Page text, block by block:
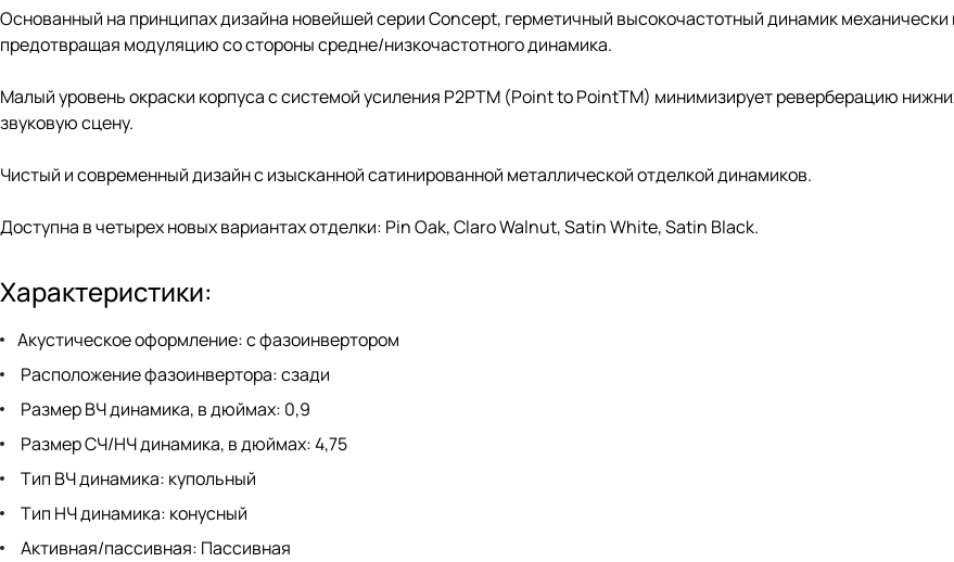
Основанный на принципах дизайна новейшей серии Concept, герметичный высокочастотный динамик механически
предотвращая модуляцию со стороны средне/низкочастотного динамика.
Малый уровень окраски корпуса с системой усиления P2PTM (Point to PointTM) минимизирует реверберацию
звуковую сцену.
Чистый и современный дизайн с изысканной сатинированной металлической отделкой динамиков.
Доступна в четырех новых вариантах отделки: Pin Oak, Claro Walnut, Satin White, Satin Black.
Характеристики:
Акустическое оформление: с фазоинвертором
Расположение фазоинвертора: сзади
Размер ВЧ динамика, в дюймах: 0,9
Размер СЧ/НЧ динамика, в дюймах: 4,75
Тип ВЧ динамика: купольный
Тип НЧ динамика: конусный
Активная/пассивная: Пассивная